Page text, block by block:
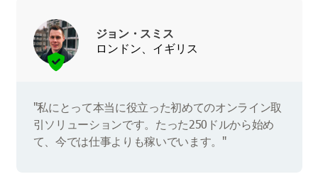
ジョン・スミス
ロンドン、イギリス
"私にとって本当に役立った初めてのオンライン取
引ソリューションです。たった250ドルから始め
て、今では仕事よりも稼いでいます。"